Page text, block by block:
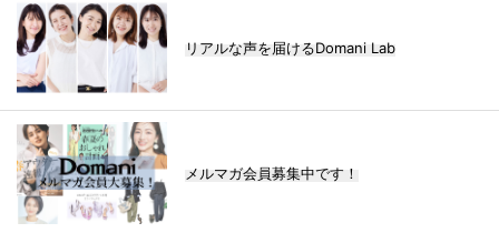
リアルな声を届けるDomani Lab
メルマガ会員募集中です！